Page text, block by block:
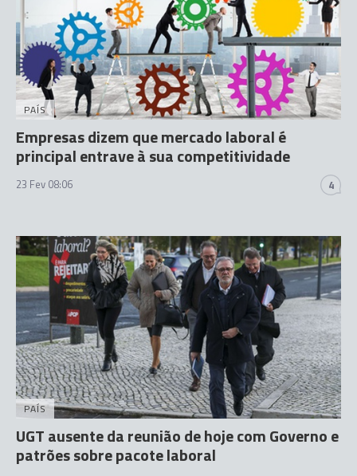
PAÍS
Empresas dizem que mercado laboral é
principal entrave à sua competitividade
23 Fev 08:06 4
PAÍS
UGT ausente da reunião de hoje com Governo e
patrões sobre pacote laboral